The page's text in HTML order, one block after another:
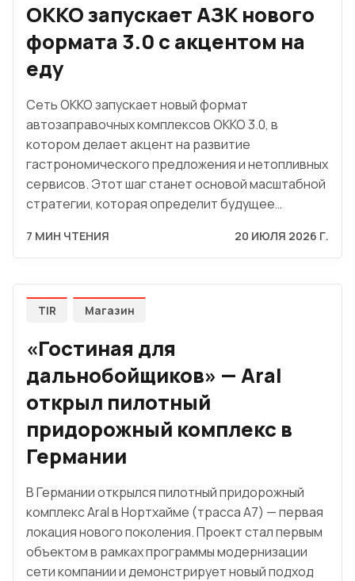
OKKO запускает АЗК нового
формата 3.0 с акцентом на
еду
Сеть OKKO запускает новый формат
автозаправочных комплексов OKKO 3.0, в
котором делает акцент на развитие
гастрономического предложения и нетопливных
сервисов. Этот шаг станет основой масштабной
стратегии, которая определит будущее…
7 МИН ЧТЕНИЯ 20 ИЮЛЯ 2026 Г.
TIR Магазин
«Гостиная для
дальнобойщиков» — Aral
открыл пилотный
придорожный комплекс в
Германии
В Германии открылся пилотный придорожный
комплекс Aral в Нортхайме (трасса A7) — первая
локация нового поколения. Проект стал первым
объектом в рамках программы модернизации
сети компании и демонстрирует новый подход